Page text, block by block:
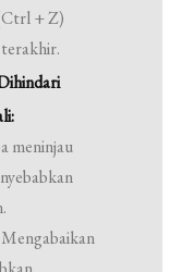
+ Z)
meninjau
Mengabaikan